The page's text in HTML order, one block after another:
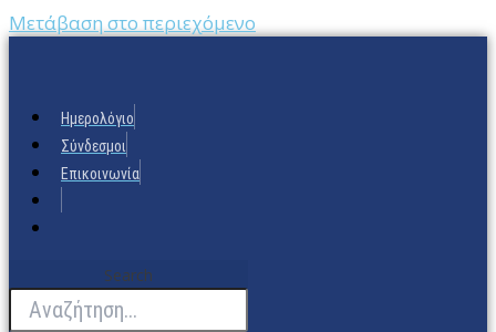
Μετάβαση στο περιεχόμενο
Ημερολόγιο
Σύνδεσμοι
Επικοινωνία
Search